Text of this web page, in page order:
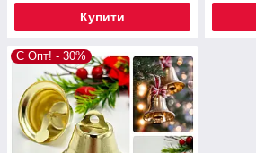
Купити
Є Опт! - 30%